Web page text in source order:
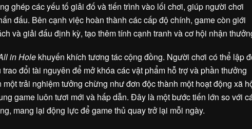
ghép các yếu tố giải đố và tiến trình vào lối chơi, giúp người chơi
đấu. Bên cạnh việc hoàn thành các cấp độ chính, game còn giới
và giải đấu định kỳ, tạo thêm tính cạnh tranh và cơ hội nhận
in Hole khuyến khích tương tác cộng đồng. Người chơi có thể lập
đổi tài nguyên để mở khóa các vật phẩm hỗ trợ và phần thưởng
trải nghiệm tưởng chừng như đơn độc thành một hoạt động xã
game luôn tươi mới và hấp dẫn. Đây là một bước tiến lớn so với
mang lại động lực để game thủ quay trở lại mỗi ngày.